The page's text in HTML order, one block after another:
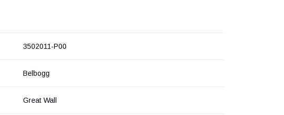
3502011-P00
Belbogg
Great Wall